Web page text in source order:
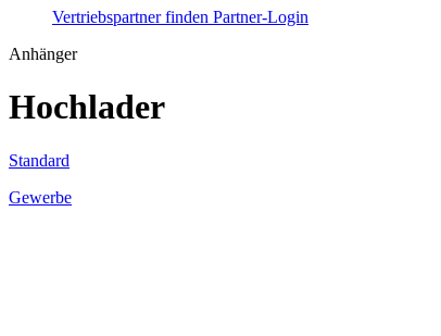
Vertriebspartner finden Partner-Login
Anhänger
Hochlader
Standard
Gewerbe